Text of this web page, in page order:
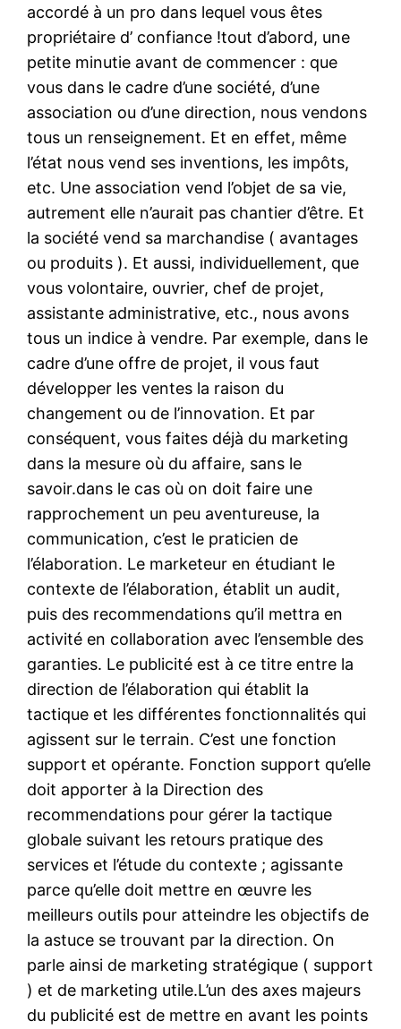
accordé à un pro dans lequel vous êtes
propriétaire d’ confiance !tout d’abord, une
petite minutie avant de commencer : que
vous dans le cadre d’une société, d’une
association ou d’une direction, nous vendons
tous un renseignement. Et en effet, même
l’état nous vend ses inventions, les impôts,
etc. Une association vend l’objet de sa vie,
autrement elle n’aurait pas chantier d’être. Et
la société vend sa marchandise ( avantages
ou produits ). Et aussi, individuellement, que
vous volontaire, ouvrier, chef de projet,
assistante administrative, etc., nous avons
tous un indice à vendre. Par exemple, dans le
cadre d’une offre de projet, il vous faut
développer les ventes la raison du
changement ou de l’innovation. Et par
conséquent, vous faites déjà du marketing
dans la mesure où du affaire, sans le
savoir.dans le cas où on doit faire une
rapprochement un peu aventureuse, la
communication, c’est le praticien de
l’élaboration. Le marketeur en étudiant le
contexte de l’élaboration, établit un audit,
puis des recommendations qu’il mettra en
activité en collaboration avec l’ensemble des
garanties. Le publicité est à ce titre entre la
direction de l’élaboration qui établit la
tactique et les différentes fonctionnalités qui
agissent sur le terrain. C’est une fonction
support et opérante. Fonction support qu’elle
doit apporter à la Direction des
recommendations pour gérer la tactique
globale suivant les retours pratique des
services et l’étude du contexte ; agissante
parce qu’elle doit mettre en œuvre les
meilleurs outils pour atteindre les objectifs de
la astuce se trouvant par la direction. On
parle ainsi de marketing stratégique ( support
) et de marketing utile.L’un des axes majeurs
du publicité est de mettre en avant les points